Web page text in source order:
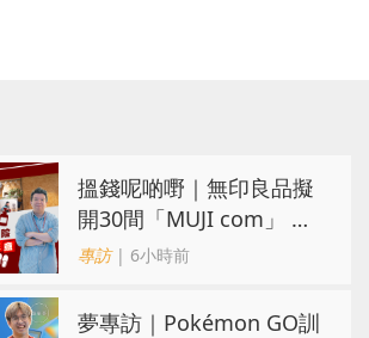
搵錢呢啲嘢｜無印良品擬
開30間「MUJI com」 或
進駐街舖醫院 同區多店無
專訪| 6小時前
夢專訪｜Pokémon GO訓